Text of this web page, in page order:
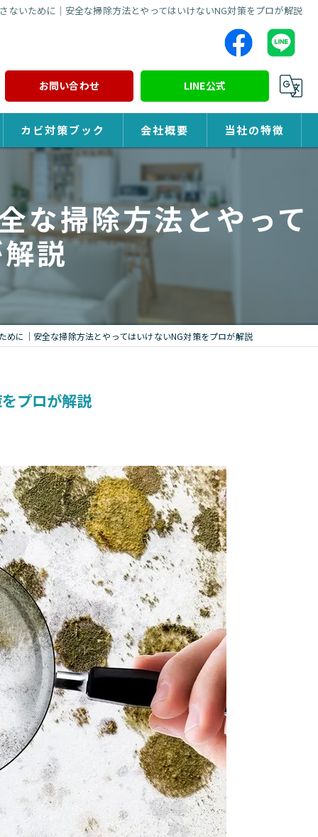
ないために｜安全な掃除方法とやってはいけないNG対策をプロが解説
お問い合わせ LINE公式
カビ対策ブック 会社概要 当社の特徴
除カビ
な掃除方法とやって
説
めに｜安全な掃除方法とやってはいけないNG対策をプロが解説
プロが解説